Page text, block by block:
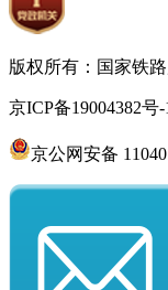
版权所有：国家铁
京ICP备19004382
京公网安备